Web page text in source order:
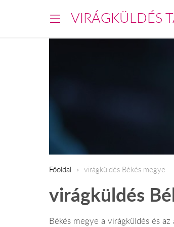
VIRÁGKÜLDÉS
Főoldal virágküldés Békés megye
virágküldés
Békés megye a virágküldés és